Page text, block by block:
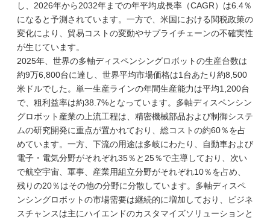
し、2026年から2032年までの年平均成長率（CAGR）は6.4％
になると予測されています。一方で、米国における関税政策の
変化により、貿易コストの変動やサプライチェーンの不確実性
が生じています。
2025年、世界の多軸ディスペンシングロボットの生産台数は
約9万6,800台に達し、世界平均市場価格は1台あたり約8,500
米ドルでした。単一生産ラインの年間生産能力は平均1,200台
で、粗利益率は約38.7%となっています。多軸ディスペンシン
グロボット産業の上流工程は、精密機械部品および制御システ
ムの研究開発に重点が置かれており、総コストの約60％を占
めています。一方、下流の用途は多岐にわたり、自動車および
電子・電気分野がそれぞれ35％と25％で主導しており、次い
で航空宇宙、軍事、産業用組立分野がそれぞれ10％を占め、
残りの20％はその他の分野に分散しています。多軸ディスペ
ンシングロボットの市場需要は継続的に増加しており、ビジネ
スチャンスは主にハイエンドのカスタマイズソリューションと